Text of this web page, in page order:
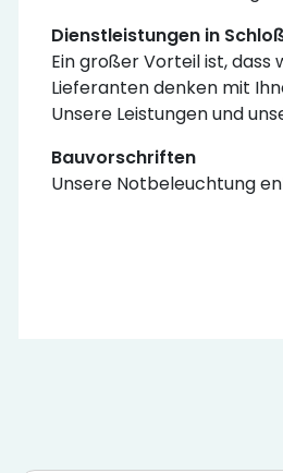
Dienstleistungen in
Ein großer Vorteil ist,
Lieferanten denken mit
Unsere Leistungen und
Bauvorschriften
Unsere Notbeleuchtung